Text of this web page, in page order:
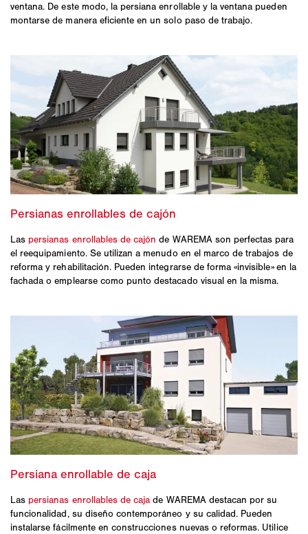
ventana. De este modo, la persiana enrollable y la ventana pueden
montarse de manera eficiente en un solo paso de trabajo.
Las persianas enrollables de cajón de WAREMA son perfectas para
el reequipamiento. Se utilizan a menudo en el marco de trabajos de
reforma y rehabilitación. Pueden integrarse de forma «invisible» en la
fachada o emplearse como punto destacado visual en la misma.
Las persianas enrollables de caja de WAREMA destacan por su
funcionalidad, su diseño contemporáneo y su calidad. Pueden
instalarse fácilmente en construcciones nuevas o reformas. Utilice